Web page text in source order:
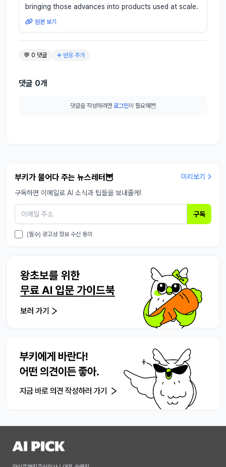
bringing those advances into products used at scale.
원본 보기
💬 0 댓글 ➕ 반응 추가
댓글 0개
댓글을 작성하려면 로그인이 필요해🦉
부키가 물어다 주는 뉴스레터🦉
미리보기
구독하면 이메일로 AI 소식과 팁들을 보내줄게!
구독
(필수) 광고성 정보 수신 동의